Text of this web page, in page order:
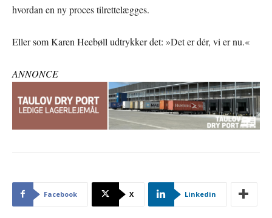
hvordan en ny proces tilrettelægges.
Eller som Karen Heebøll udtrykker det: »Det er dér, vi er nu.«
ANNONCE
Facebook X Linkedin